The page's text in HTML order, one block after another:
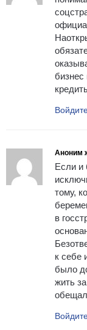
бизнес
Аноним
Если и
тому,
в
к себе
было
жить